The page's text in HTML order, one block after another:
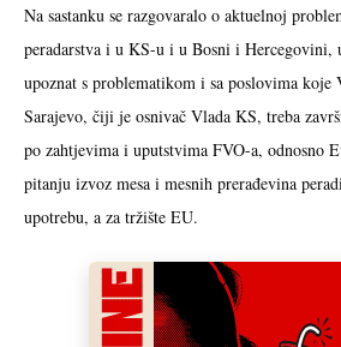
Na sastanku se razgovaralo o aktuelnoj
peradarstva i u KS-u i u Bosni i Hercegovini,
upoznat s problematikom i sa poslovima koje
Sarajevo, čiji je osnivač Vlada KS, treba
po zahtjevima i uputstvima FVO-a, odnosno
pitanju izvoz mesa i mesnih prerađevina
upotrebu, a za tržište EU.